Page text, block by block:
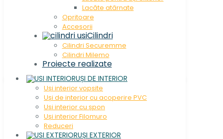
Lacăte atârnate
Opritoare
Accesorii
Cilindri
Cilindri Securemme
Cilindri Milemo
Proiecte realizate
UȘI DE INTERIOR
Uși interior vopsite
Uși de interior cu acoperire PVC
Uși interior cu șpon
Uși interior Filomuro
Reduceri
UȘI EXTERIOR